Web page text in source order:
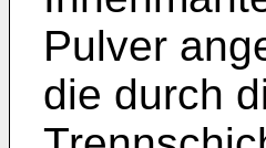
Pulver
die durch